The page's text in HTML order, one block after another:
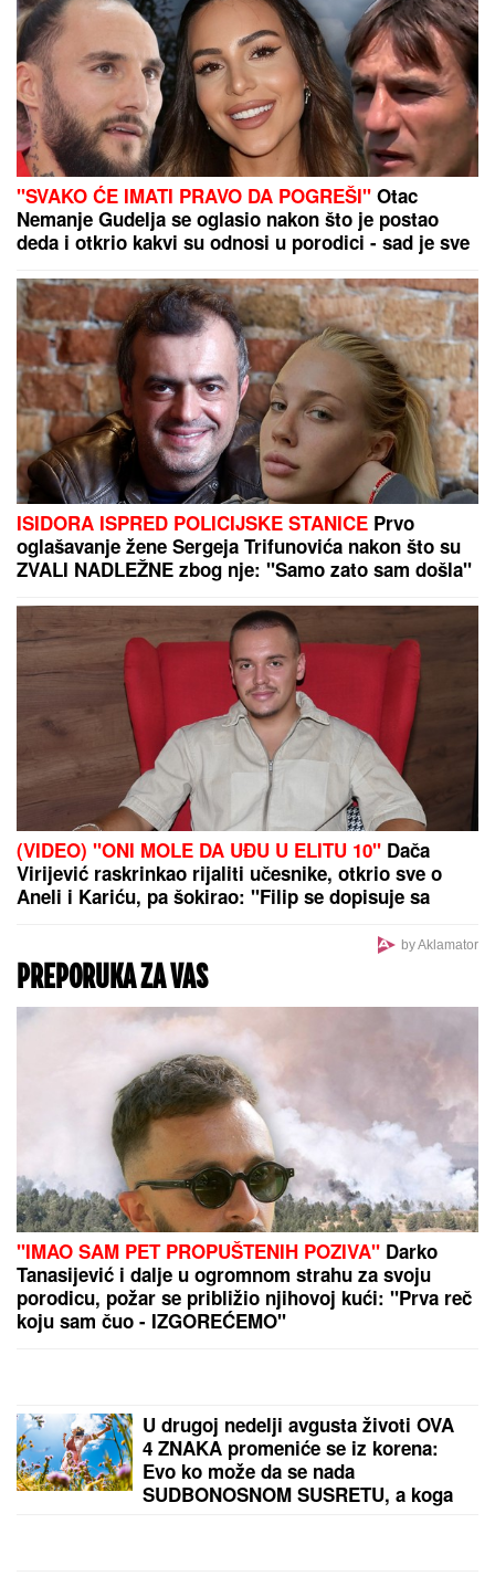
"SVAKO ĆE IMATI PRAVO DA POGREŠI" Otac
Nemanje Gudelja se oglasio nakon što je postao
deda i otkrio kakvi su odnosi u porodici - sad je sve
ISIDORA ISPRED POLICIJSKE STANICE Prvo
oglašavanje žene Sergeja Trifunovića nakon što su
ZVALI NADLEŽNE zbog nje: "Samo zato sam došla"
(VIDEO) "ONI MOLE DA UĐU U ELITU 10" Dača
Virijević raskrinkao rijaliti učesnike, otkrio sve o
Aneli i Kariću, pa šokirao: "Filip se dopisuje sa
by Aklamator
PREPORUKA ZA VAS
"IMAO SAM PET PROPUŠTENIH POZIVA" Darko
Tanasijević i dalje u ogromnom strahu za svoju
porodicu, požar se približio njihovoj kući: "Prva reč
koju sam čuo - IZGOREĆEMO"
U drugoj nedelji avgusta životi OVA
4 ZNAKA promeniće se iz korena:
Evo ko može da se nada
SUDBONOSNOM SUSRETU, a koga